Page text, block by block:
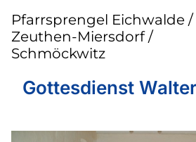
Pfarrsprengel Eichwalde /
Zeuthen-Miersdorf /
Schmöckwitz
Gottesdienst